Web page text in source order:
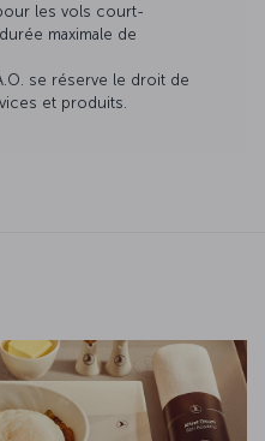
les vols court-
maximale de
se réserve le droit de
et produits.